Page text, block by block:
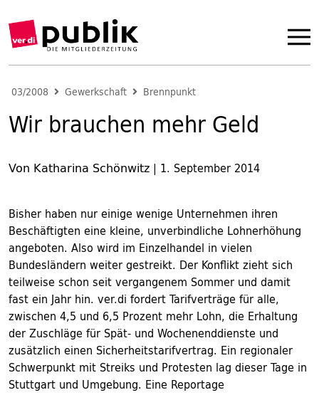
03/2008 Gewerkschaft Brennpunkt
Wir brauchen mehr Geld
Von Katharina Schönwitz | 1. September 2014
Bisher haben nur einige wenige Unternehmen ihren
Beschäftigten eine kleine, unverbindliche Lohnerhöhung
angeboten. Also wird im Einzelhandel in vielen
Bundesländern weiter gestreikt. Der Konflikt zieht sich
teilweise schon seit vergangenem Sommer und damit
fast ein Jahr hin. ver.di fordert Tarifverträge für alle,
zwischen 4,5 und 6,5 Prozent mehr Lohn, die Erhaltung
der Zuschläge für Spät- und Wochenenddienste und
zusätzlich einen Sicherheitstarifvertrag. Ein regionaler
Schwerpunkt mit Streiks und Protesten lag dieser Tage in
Stuttgart und Umgebung. Eine Reportage